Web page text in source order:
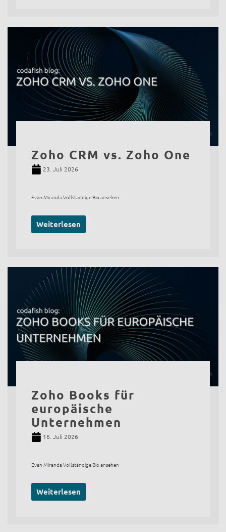
Zoho CRM vs. Zoho One
23. Juli 2026
Evan Miranda Vollständige Bio ansehen
Weiterlesen
Zoho Books für
europäische
Unternehmen
16. Juli 2026
Evan Miranda Vollständige Bio ansehen
Weiterlesen